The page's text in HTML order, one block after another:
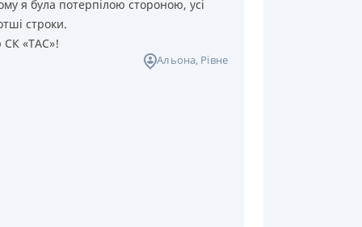
я була потерпілою стороною, усі
строки.
СК «ТАС»!
Альона, Рівне